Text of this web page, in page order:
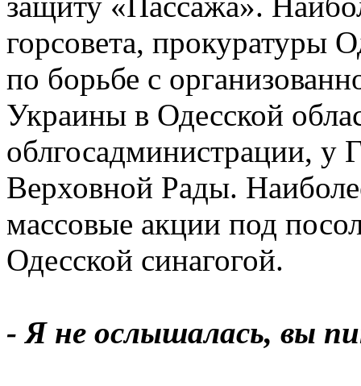
горсовета, прокуратуры
по борьбе с
Украины в Одесской
облгосадминистрации, у
Верховной Рады.
массовые акции под
Одесской синагогой.
- Я не ослышалась, вы